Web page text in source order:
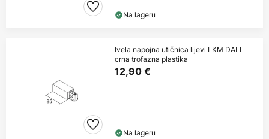
Na lageru
Ivela napojna utičnica lijevi LKM DALI
crna trofazna plastika
12,90 €
Na lageru